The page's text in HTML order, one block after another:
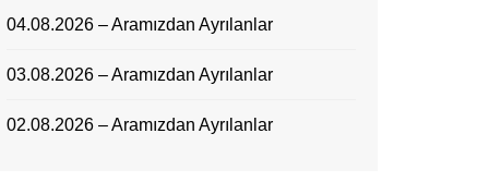
04.08.2026 – Aramızdan Ayrılanlar
03.08.2026 – Aramızdan Ayrılanlar
02.08.2026 – Aramızdan Ayrılanlar